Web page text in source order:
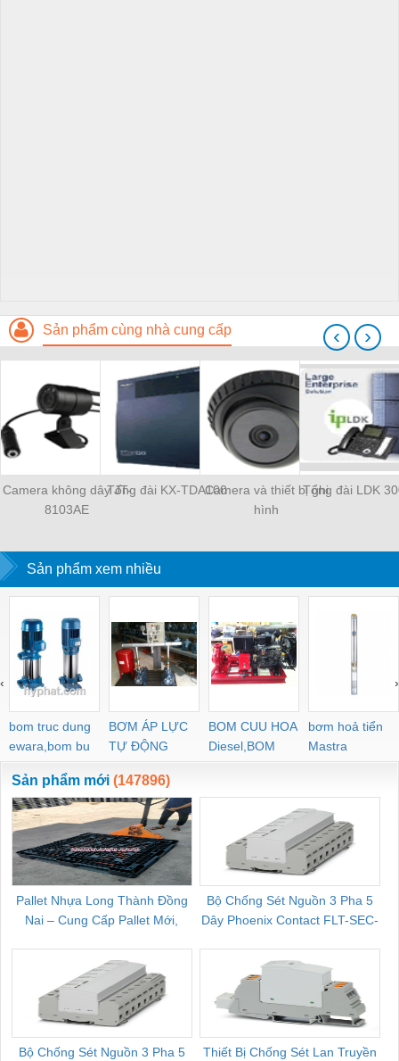
Sản phẩm cùng nhà cung cấp
Camera không dây JT-
8103AE
Tổng đài KX-TDA100Camera và thiết bị ghi
hình
Tổng đài LDK
‹ ›
Sản phẩm xem nhiều
bom truc dung
ewara,bom bu
ewara
BƠM ÁP LỰC
TỰ ĐỘNG
BOM CUU HOA
Diesel,BOM
CHUA CHAY
bơm hoả tiển
Mastra
‹ ›
Sản phẩm mới (147896)
Pallet Nhựa Long Thành Đồng
Nai – Cung Cấp Pallet Mới,
Bộ Chống Sét Nguồn 3 Pha 5
Dây Phoenix Contact FLT-SEC-
Bộ Chống Sét Nguồn 3 Pha 5
Thiết Bị Chống Sét Lan Truyền